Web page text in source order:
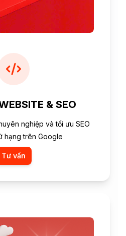
& SEO
nghiệp và tối ưu SEO
hạng trên Google
Tư vấn